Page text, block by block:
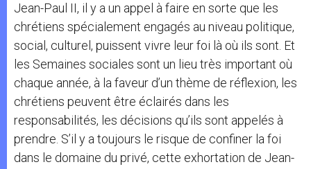
Jean-Paul II, il y a un appel à faire en sorte que les
chrétiens spécialement engagés au niveau politique,
social, culturel, puissent vivre leur foi là où ils sont. Et
les Semaines sociales sont un lieu très important où
chaque année, à la faveur d’un thème de réflexion, les
chrétiens peuvent être éclairés dans les
responsabilités, les décisions qu’ils sont appelés à
prendre. S’il y a toujours le risque de confiner la foi
dans le domaine du privé, cette exhortation de Jean-